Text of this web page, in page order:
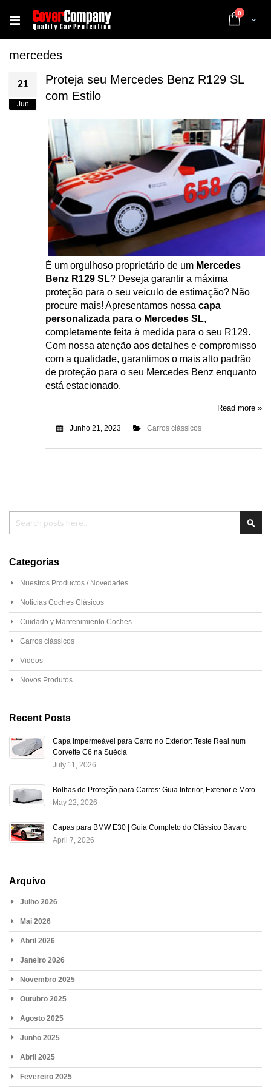
Cart
0 artigos
mercedes
21
Jun
Proteja seu Mercedes Benz R129 SL
com Estilo
É um orgulhoso proprietário de um Mercedes
Benz R129 SL? Deseja garantir a máxima
proteção para o seu veículo de estimação? Não
procure mais! Apresentamos nossa capa
personalizada para o Mercedes SL,
completamente feita à medida para o seu R129.
Com nossa atenção aos detalhes e compromisso
com a qualidade, garantimos o mais alto padrão
de proteção para o seu Mercedes Benz enquanto
está estacionado.
Read more »
Junho 21, 2023 Carros clássicos
Categorias
Nuestros Productos / Novedades
Noticias Coches Clásicos
Cuidado y Mantenimiento Coches
Carros clássicos
Videos
Novos Produtos
Recent Posts
Capa Impermeável para Carro no Exterior: Teste Real num
Corvette C6 na Suécia
July 11, 2026
Bolhas de Proteção para Carros: Guia Interior, Exterior e Moto
May 22, 2026
Capas para BMW E30 | Guia Completo do Clássico Bávaro
April 7, 2026
Arquivo
Julho 2026
Mai 2026
Abril 2026
Janeiro 2026
Novembro 2025
Outubro 2025
Agosto 2025
Junho 2025
Abril 2025
Fevereiro 2025